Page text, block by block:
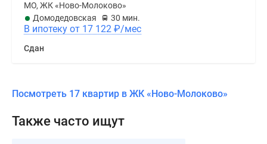
МО, ЖК «Ново-Молоково»
Домодедовская
30 мин.
В ипотеку от 17 122 ₽/мес
Сдан
Посмотреть 17 квартир в ЖК «Ново-Молоково»
Также часто ищут